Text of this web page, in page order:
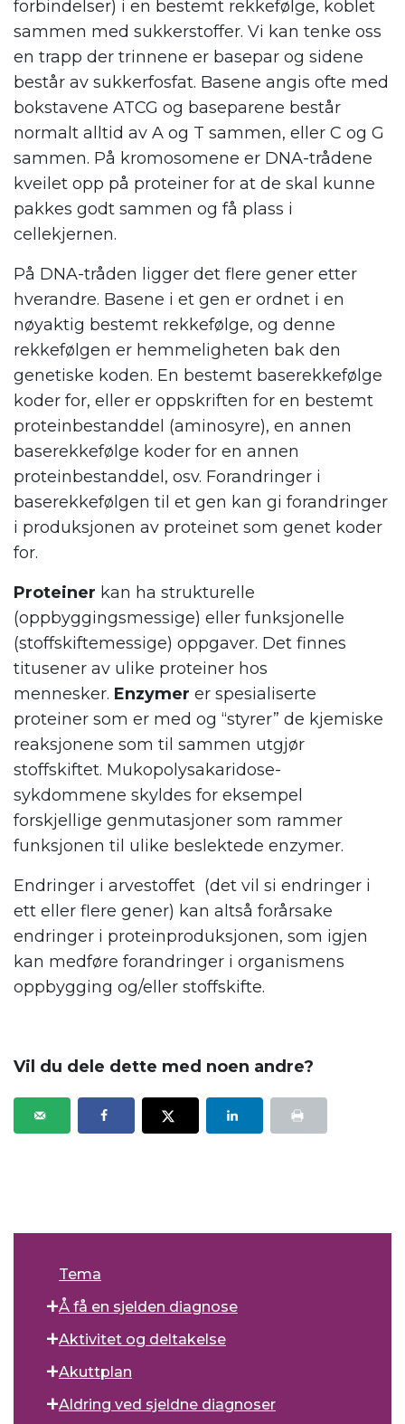
Tema
Å få en sjelden diagnose
Aktivitet og deltakelse
Akuttplan
Aldring ved sjeldne diagnoser
forbindelser) i en bestemt rekkefølge, koblet
sammen med sukkerstoffer. Vi kan tenke oss
en trapp der trinnene er basepar og sidene
består av sukkerfosfat. Basene angis ofte med
bokstavene ATCG og baseparene består
normalt alltid av A og T sammen, eller C og G
sammen. På kromosomene er DNA-trådene
kveilet opp på proteiner for at de skal kunne
pakkes godt sammen og få plass i
cellekjernen.
På DNA-tråden ligger det flere gener etter
hverandre. Basene i et gen er ordnet i en
nøyaktig bestemt rekkefølge, og denne
rekkefølgen er hemmeligheten bak den
genetiske koden. En bestemt baserekkefølge
koder for, eller er oppskriften for en bestemt
proteinbestanddel (aminosyre), en annen
baserekkefølge koder for en annen
proteinbestanddel, osv. Forandringer i
baserekkefølgen til et gen kan gi forandringer
i produksjonen av proteinet som genet koder
for.
Proteiner kan ha strukturelle
(oppbyggingsmessige) eller funksjonelle
(stoffskiftemessige) oppgaver. Det finnes
titusener av ulike proteiner hos
mennesker. Enzymer er spesialiserte
proteiner som er med og “styrer” de kjemiske
reaksjonene som til sammen utgjør
stoffskiftet. Mukopolysakaridose-
sykdommene skyldes for eksempel
forskjellige genmutasjoner som rammer
funksjonen til ulike beslektede enzymer.
Endringer i arvestoffet (det vil si endringer i
ett eller flere gener) kan altså forårsake
endringer i proteinproduksjonen, som igjen
kan medføre forandringer i organismens
oppbygging og/eller stoffskifte.
Vil du dele dette med noen andre?